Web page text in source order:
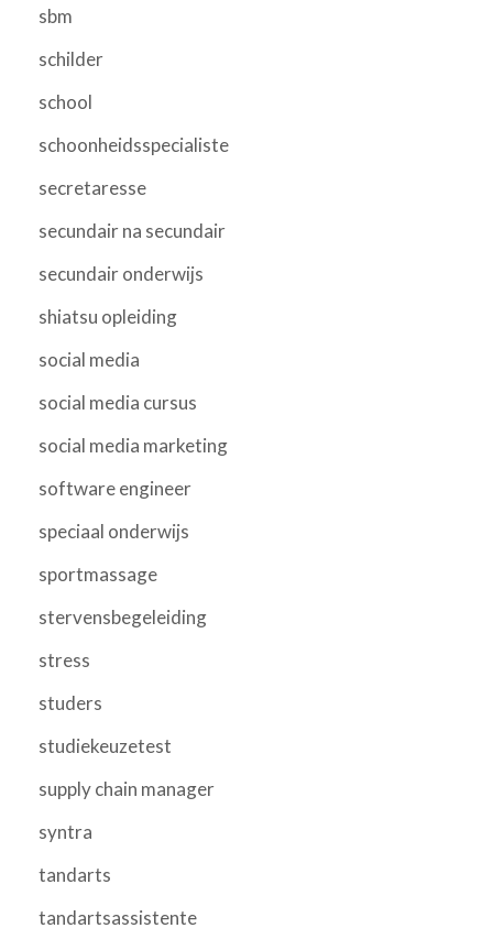
sbm
schilder
school
schoonheidsspecialiste
secretaresse
secundair na secundair
secundair onderwijs
shiatsu opleiding
social media
social media cursus
social media marketing
software engineer
speciaal onderwijs
sportmassage
stervensbegeleiding
stress
studers
studiekeuzetest
supply chain manager
syntra
tandarts
tandartsassistente